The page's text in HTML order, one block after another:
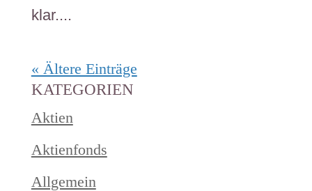
klar....
« Ältere Einträge
KATEGORIEN
Aktien
Aktienfonds
Allgemein